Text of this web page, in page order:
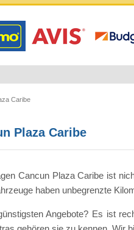
Caribe
Plaza Caribe
Cancun Plaza Caribe ist
haben unbegrenzte
Angebote? Es ist